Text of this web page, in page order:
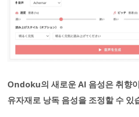
Ondoku의 새로운 AI 음성은 취향
유자재로 낭독 음성을 조정할 수 있